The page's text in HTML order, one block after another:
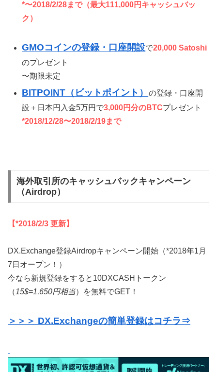
*〜2018/2/28まで（最大111,000円キャッシュバッ
ク）
GMOコインの登録・口座開設で20,000 Satoshi
のプレゼント
〜期限未定
BITPOINT（ビットポイント）
の登録・口座開
設＋日本円入金5万円で3,000円分のBTCプレゼント
*2018/12/28〜2018/2/19まで
海外取引所のキャッシュバックキャンペーン
（Airdrop）
【*2018/2/3 更新】
DX.Exchange登録Airdropキャンペーン開始（*2018年1月
7日オープン！）
今なら新規登録をすると10DXCASHトークン
（15$=1,650円相当）を無料でGET！
＞＞＞ DX.Exchangeの簡単登録はコチラ⇒